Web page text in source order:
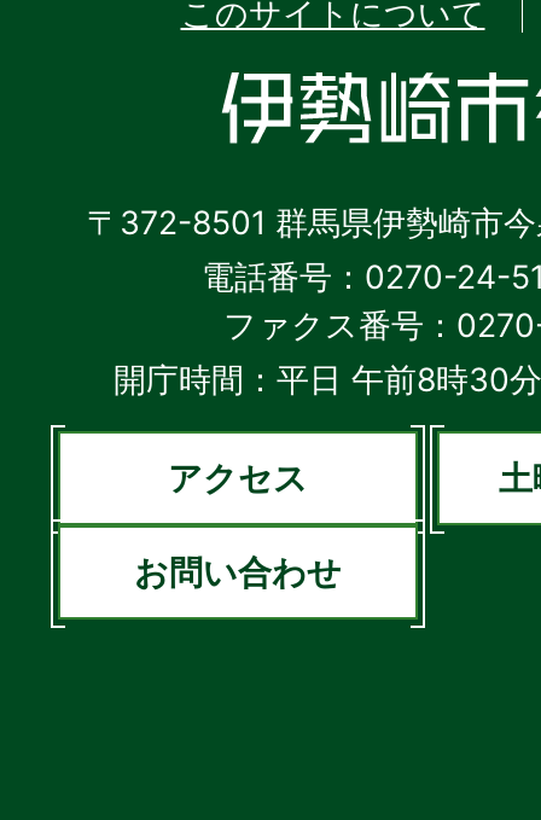
このサイトについて
〒372-8501 群馬県伊勢崎市
電話番号：0270-24-
ファクス番号：
開庁時間：平日 午前8時30
アクセス 土
お問い合わせ